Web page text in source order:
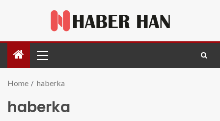
Home haberka
haberka